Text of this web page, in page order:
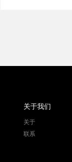
关于
联系
关于我们